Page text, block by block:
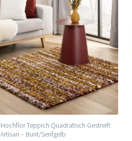
Hochflor Teppich Quadratisch Gestreift
Artisan – Bunt/Senfgelb